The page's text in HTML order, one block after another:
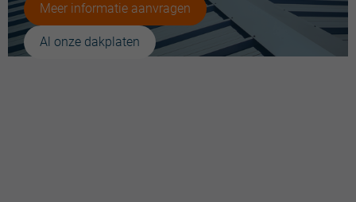
Meer informatie aanvragen
Al onze dakplaten